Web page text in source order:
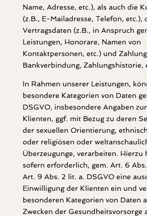
Name, Adresse, etc.), als auch die
(z.B., E-Mailadresse, Telefon, etc.),
Vertragsdaten (z.B., in Anspruch
Leistungen, Honorare, Namen von
Kontaktpersonen, etc.) und
Bankverbindung, Zahlungshistorie,
In Rahmen unserer Leistungen,
besondere Kategorien von Daten
DSGVO, insbesondere Angaben
Klienten, ggf. mit Bezug zu deren
der sexuellen Orientierung,
oder religiösen oder
Überzeugunge, verarbeiten. Hierzu
sofern erforderlich, gem. Art. 6
Art. 9 Abs. 2 lit. a. DSGVO eine
Einwilligung der Klienten ein und
besonderen Kategorien von Daten
Zwecken der Gesundheitsvorsorge